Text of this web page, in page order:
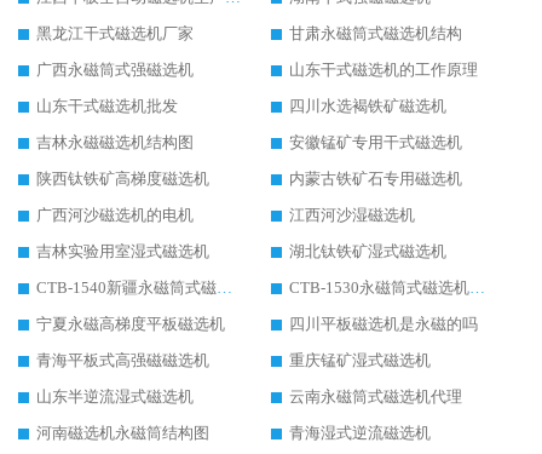
黑龙江干式磁选机厂家
甘肃永磁筒式磁选机结构
广西永磁筒式强磁选机
山东干式磁选机的工作原理
山东干式磁选机批发
四川水选褐铁矿磁选机
吉林永磁磁选机结构图
安徽锰矿专用干式磁选机
陕西钛铁矿高梯度磁选机
内蒙古铁矿石专用磁选机
广西河沙磁选机的电机
江西河沙湿磁选机
吉林实验用室湿式磁选机
湖北钛铁矿湿式磁选机
CTB-1540新疆永磁筒式磁选机
CTB-1530永磁筒式磁选机代理商
宁夏永磁高梯度平板磁选机
四川平板磁选机是永磁的吗
青海平板式高强磁磁选机
重庆锰矿湿式磁选机
山东半逆流湿式磁选机
云南永磁筒式磁选机代理
河南磁选机永磁筒结构图
青海湿式逆流磁选机